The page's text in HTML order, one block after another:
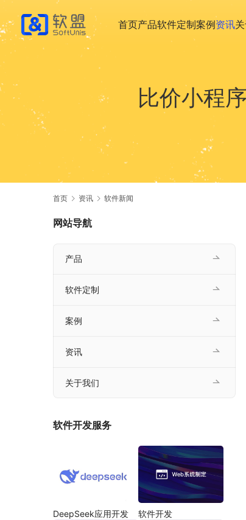
首页产品软件定制案例资讯
比价小程
首页 资讯 软件新闻
网站导航
产品
软件定制
案例
资讯
关于我们
软件开发服务
DeepSeek应用开发 软件开发